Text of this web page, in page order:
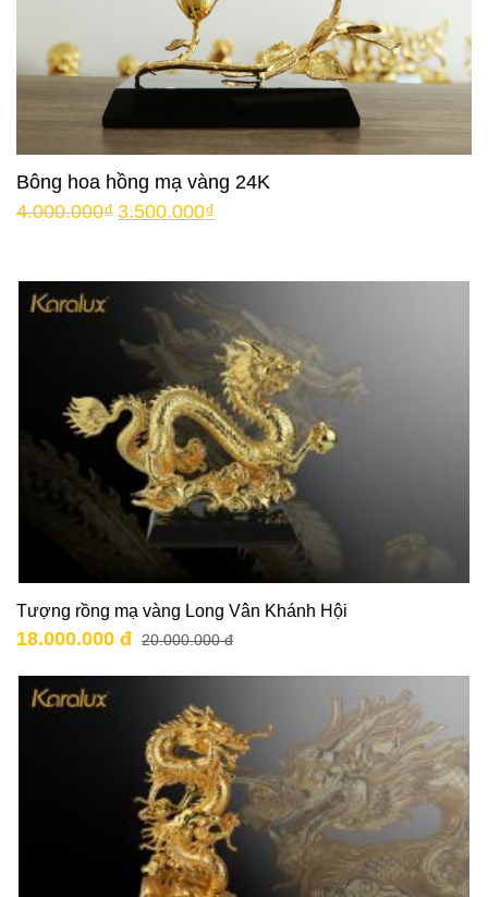
Bông hoa hồng mạ vàng 24K
4.000.000₫ 3.500.000₫
Tượng rồng mạ vàng Long Vân Khánh Hội
18.000.000 đ 20.000.000 đ